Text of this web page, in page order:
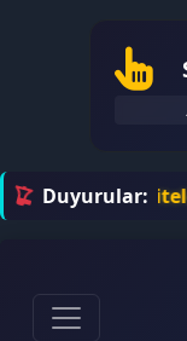
Duyurular:
Sohbet